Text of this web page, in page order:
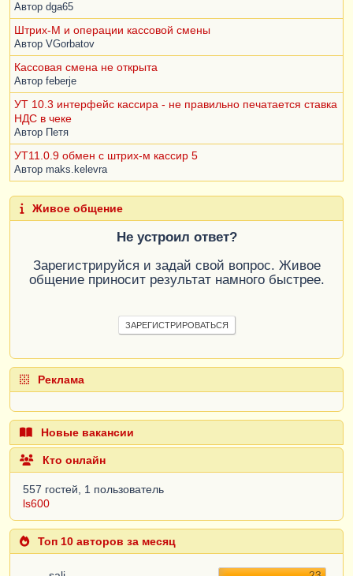
Автор dga65
Штрих-М и операции кассовой смены
Автор VGorbatov
Кассовая смена не открыта
Автор feberje
УТ 10.3 интерфейс кассира - не правильно печатается ставка
НДС в чеке
Автор Петя
УТ11.0.9 обмен с штрих-м кассир 5
Автор maks.kelevra
Живое общение
Не устроил ответ?
Зарегистрируйся и задай свой вопрос. Живое
общение приносит результат намного быстрее.
ЗАРЕГИСТРИРОВАТЬСЯ
Реклама
Новые вакансии
Кто онлайн
557 гостей, 1 пользователь
ls600
Топ 10 авторов за месяц